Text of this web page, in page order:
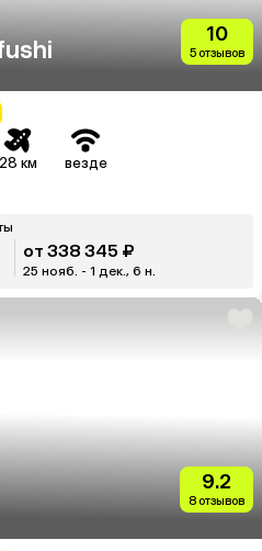
10
5 отзывов
28 км везде
от 338 345 ₽
25 нояб. - 1 дек., 6 н.
9.2
8 отзывов